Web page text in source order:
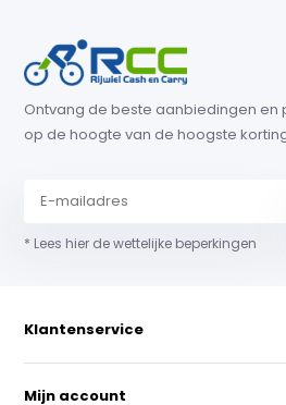
Ontvang de beste aanbiedingen en
op de hoogte van de hoogste
* Lees hier de wettelijke beperkingen
Klantenservice
Mijn account